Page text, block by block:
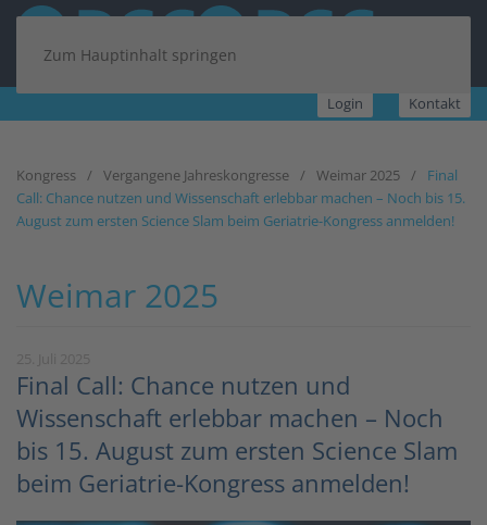
Zum Hauptinhalt springen
Login Kontakt
Kongress Vergangene Jahreskongresse Weimar 2025
Final
Call: Chance nutzen und Wissenschaft erlebbar machen – Noch bis 15.
August zum ersten Science Slam beim Geriatrie-Kongress anmelden!
Weimar 2025
Final Call: Chance nutzen und
Wissenschaft erlebbar machen – Noch
bis 15. August zum ersten Science Slam
beim Geriatrie-Kongress anmelden!